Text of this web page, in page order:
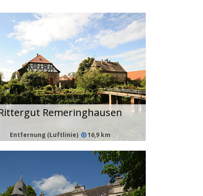
Remeringhausen
Entfernung (Luftlinie) 16,9 km